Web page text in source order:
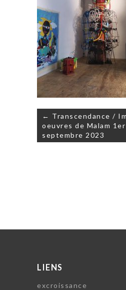
Navigation
de
l’article
← Transcendance /
oeuvres de Malam
septembre 2023
LIENS
excroissance